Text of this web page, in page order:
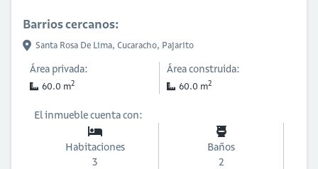
Barrios cercanos:
Santa Rosa De Lima, Cucaracho, Pajarito
Área privada:
60.0 m2
Área construida:
60.0 m2
El inmueble cuenta con:
Habitaciones
3
Baños
2